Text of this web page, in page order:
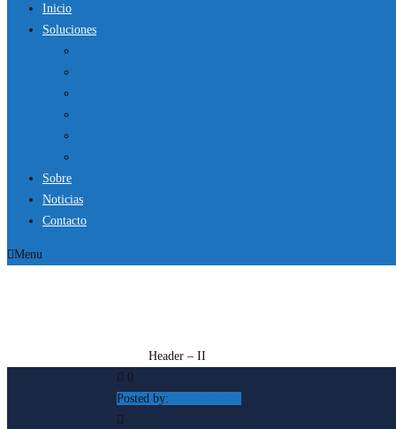
Inicio
Soluciones
Sobre
Noticias
Contacto
Menu
Header – II
0
Posted by: